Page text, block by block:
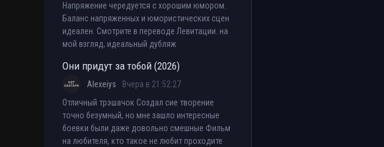
Напряжение чередуется с хорошим юмором.
Баланс напряженных и юмористических сцен
идеален. Смотрите в переводе Левитации. на
мой взгляд, идеальный дубляж
Они придут за тобой (2026)
Alexeiys
Вчера в 21:52:27
Отличный трэшачок Создал сие творение
точно безумный, но мне зашло интересные
боевки были даже довольно смешные Фильм
на любителя, кто такое не любит проходите